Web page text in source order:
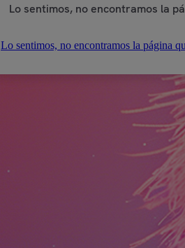
Lo sentimos, no encontramos la
Lo sentimos, no encontramos la página